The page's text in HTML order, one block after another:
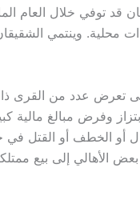
قد توفي خلال العام
محلية. وينتمي
تعرض عدد من القرى ذات
وفرض مبالغ مالية
أو الخطف أو القتل في
الأهالي إلى بيع